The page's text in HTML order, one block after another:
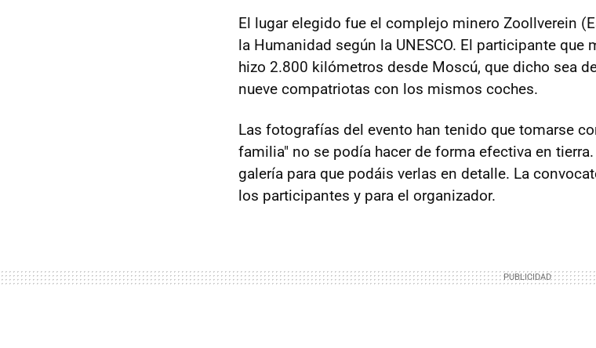
El lugar elegido fue el complejo minero Zoollverein
la Humanidad según la UNESCO. El participante que
hizo 2.800 kilómetros desde Moscú, que dicho sea
nueve compatriotas con los mismos coches.
Las fotografías del evento han tenido que tomarse
familia" no se podía hacer de forma efectiva en
galería para que podáis verlas en detalle. La
los participantes y para el organizador.